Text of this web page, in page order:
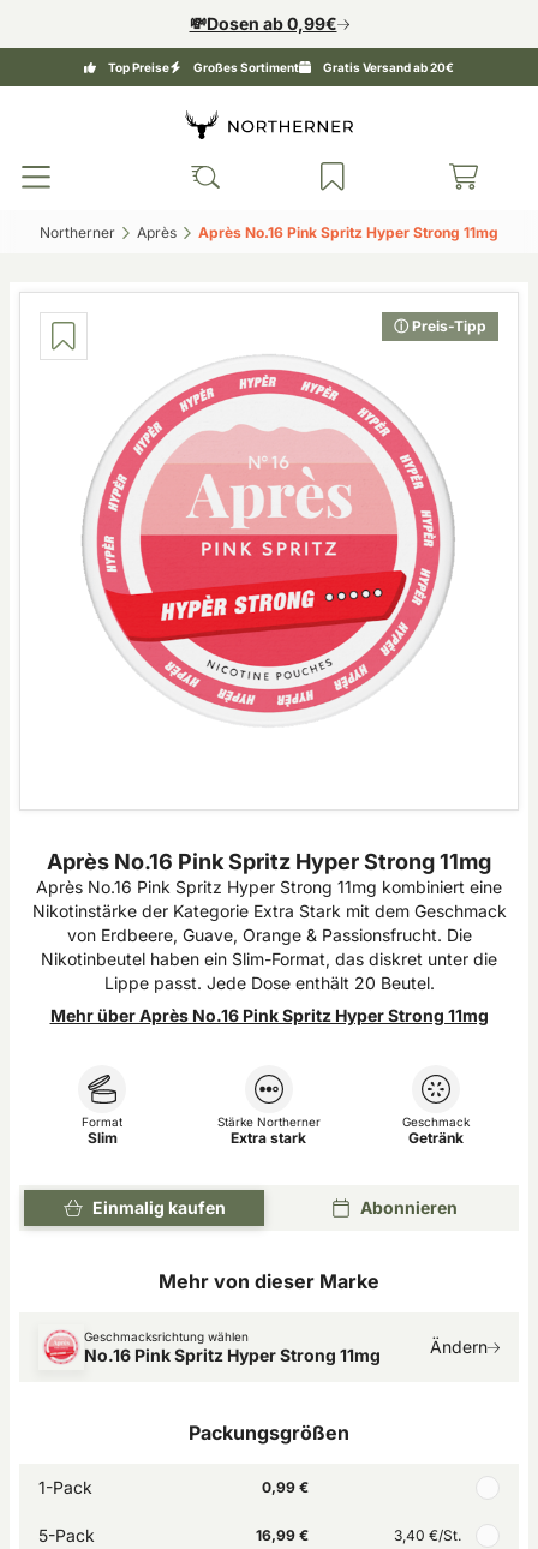
💸Dosen ab 0,99€
Top Preise Großes Sortiment Gratis Versand ab 20€
Northerner‎ Après‎ Après No.16 Pink Spritz Hyper Strong 11mg‎
ⓘ Preis-Tipp
Après No.16 Pink Spritz Hyper Strong 11mg
Après No.16 Pink Spritz Hyper Strong 11mg kombiniert eine
Nikotinstärke der Kategorie Extra Stark mit dem Geschmack
von Erdbeere, Guave, Orange & Passionsfrucht. Die
Nikotinbeutel haben ein Slim-Format, das diskret unter die
Lippe passt. Jede Dose enthält 20 Beutel.
Mehr über Après No.16 Pink Spritz Hyper Strong 11mg
Einmalig kaufen Abonnieren
Format
Slim
Stärke Northerner
Extra stark
Geschmack
Getränk
Mehr von dieser Marke
Geschmacksrichtung wählen
No.16 Pink Spritz Hyper Strong 11mg Ändern
Packungsgrößen
1-Pack 0,99 €
5-Pack 16,99 € 3,40 €/St.